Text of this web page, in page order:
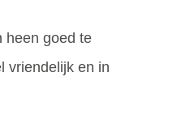
heen goed te
vriendelijk en in